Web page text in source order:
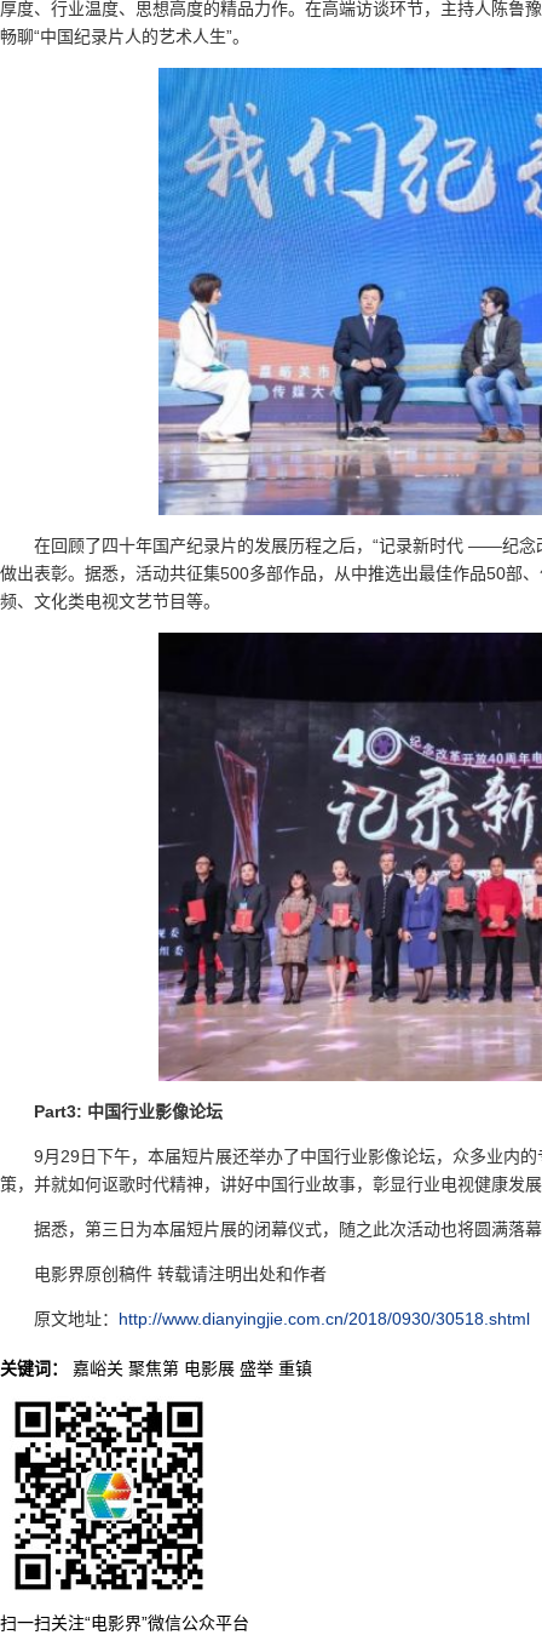
厚度、行业温度、思想高度的精品力作。在高端访谈环节，主持人陈鲁
畅聊“中国纪录片人的艺术人生”。
在回顾了四十年国产纪录片的发展历程之后，“记录新时代 ——纪
做出表彰。据悉，活动共征集500多部作品，从中推选出最佳作品50部
频、文化类电视文艺节目等。
Part3: 中国行业影像论坛
9月29日下午，本届短片展还举办了中国行业影像论坛，众多业内
策，并就如何讴歌时代精神，讲好中国行业故事，彰显行业电视健康发
据悉，第三日为本届短片展的闭幕仪式，随之此次活动也将圆满落
电影界原创稿件 转载请注明出处和作者
原文地址： http://www.dianyingjie.com.cn/2018/0930/30518.shtml
关键词： 嘉峪关 聚焦第 电影展 盛举 重镇
扫一扫关注“电影界”微信公众平台